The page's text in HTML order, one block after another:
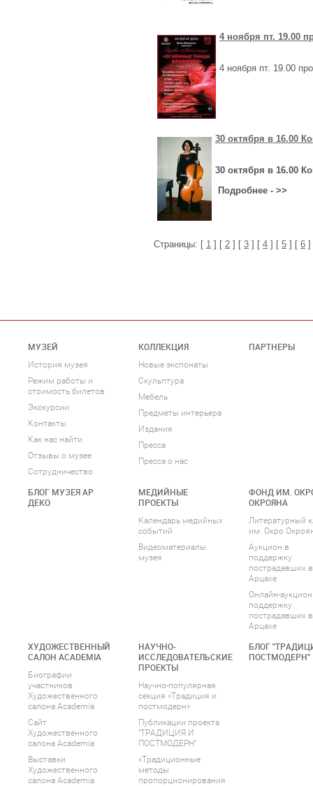
4 ноября пт. 19.00
4 ноября пт. 19.00
30 октября в 16.00
30 октября в 16.00
Подробнее - >>
Страницы: [ 1 ] [ 2 ] [ 3 ] [ 4 ] [ 5 ] [ 6
МУЗЕЙ
История музея
Режим работы и
стоимость билетов
Экскурсии
Контакты
Как нас найти
Отзывы о музее
Сотрудничество
КОЛЛЕКЦИЯ
Новые экспонаты
Скульптура
Мебель
Предметы интерьера
Издания
Пресса
Пресса о нас
ПАРТНЕРЫ
БЛОГ МУЗЕЯ АР
ДЕКО
МЕДИЙНЫЕ
ПРОЕКТЫ
Календарь медийных
событий
Видеоматериалы
музея
ФОНД ИМ.
ОКРОЯНА
Литературный
им. Окро
Аукцион в
поддержку
пострадавших в
Арцахе
Онлайн-
поддержку
пострадавших в
Арцахе
ХУДОЖЕСТВЕННЫЙ
САЛОН ACADEMIA
Биографии
участников
Художественного
салона Academia
Сайт
Художественного
салона Academia
Выставки
Художественного
салона Academia
НАУЧНО-
ИССЛЕДОВАТЕЛЬСКИЕ
ПРОЕКТЫ
Научно-популярная
секция «Традиция и
постмодерн»
Публикации проекта
"ТРАДИЦИЯ И
ПОСТМОДЕРН"
«Традиционные
методы
пропорционирования
БЛОГ
ПОСТМОДЕРН"